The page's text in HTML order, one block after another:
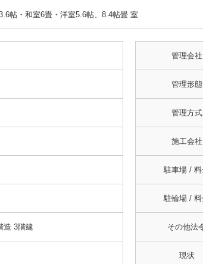
帖・和室6畳・洋室5.6帖、8.4帖畳 室
造 3階建
管理会社
管理形態
管理方式
施工会社
駐車場 /
駐輪場 /
その他法
現状